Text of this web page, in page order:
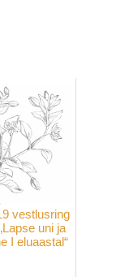
vestlusring
uni ja
I eluaastal“